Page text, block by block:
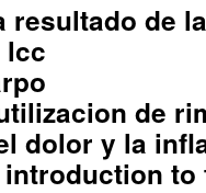
de
lcc
de
dolor y la